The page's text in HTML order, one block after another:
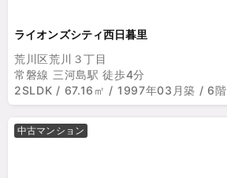
ライオンズシティ西日暮里
荒川区荒川３丁目
常磐線 三河島駅 徒歩4分
2SLDK / 67.16㎡ / 1997年03月築 / 6階
中古マンション